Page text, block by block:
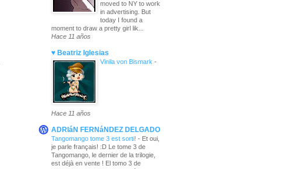
moved to NY to work
in advertising. But
today I found a
moment to draw a pretty girl lik...
Hace 11 años
♥ Beatriz Iglesias
Vinila von Bismark -
Hace 11 años
ADRIáN FERNáNDEZ DELGADO
Tangomango tome 3 est sorti! - Et oui,
je parle français! :D Le tome 3 de
Tangomango, le dernier de la trilogie,
est déjà en vente ! El tomo 3 de